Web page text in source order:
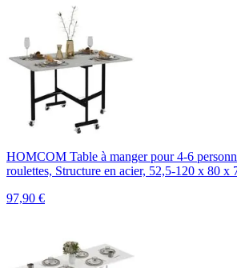
HOMCOM Table à manger pour 4-6
roulettes, Structure en acier, 52,5-120 x 80 x
97,90 €